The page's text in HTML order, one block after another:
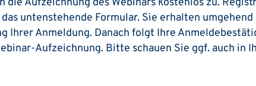
untenstehende Formular. Sie erhalten
Ihrer Anmeldung. Danach folgt Ihre
Aufzeichnung. Bitte schauen Sie ggf. auch in